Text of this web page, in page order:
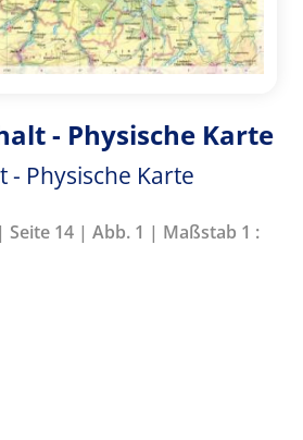
- Physische Karte
- Physische Karte
Seite 14 | Abb. 1 | Maßstab 1 :